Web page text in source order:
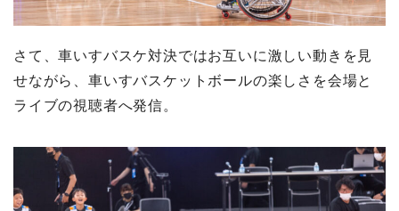
さて、車いすバスケ対決ではお互いに激しい動きを見
せながら、車いすバスケットボールの楽しさを会場と
ライブの視聴者へ発信。